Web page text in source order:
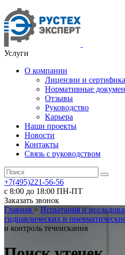
Услуги
О компании
Лицензии и
Нормативные
Отзывы
Руководство
Карьера
Наши проекты
Новости
Контакты
Связь с руководством
+7(495)221-56-56
с 8:00 до 18:00 ПН-ПТ
Заказать звонок
Главная > Испытания и
гидравлических и
и контроль течеискания